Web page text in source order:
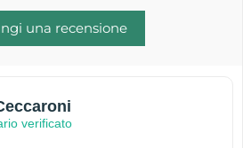
una recensione
verificato